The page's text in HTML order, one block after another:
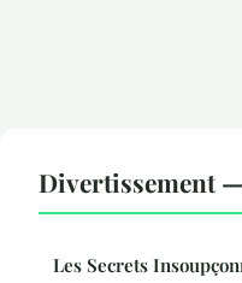
Divertissement
Les Secrets